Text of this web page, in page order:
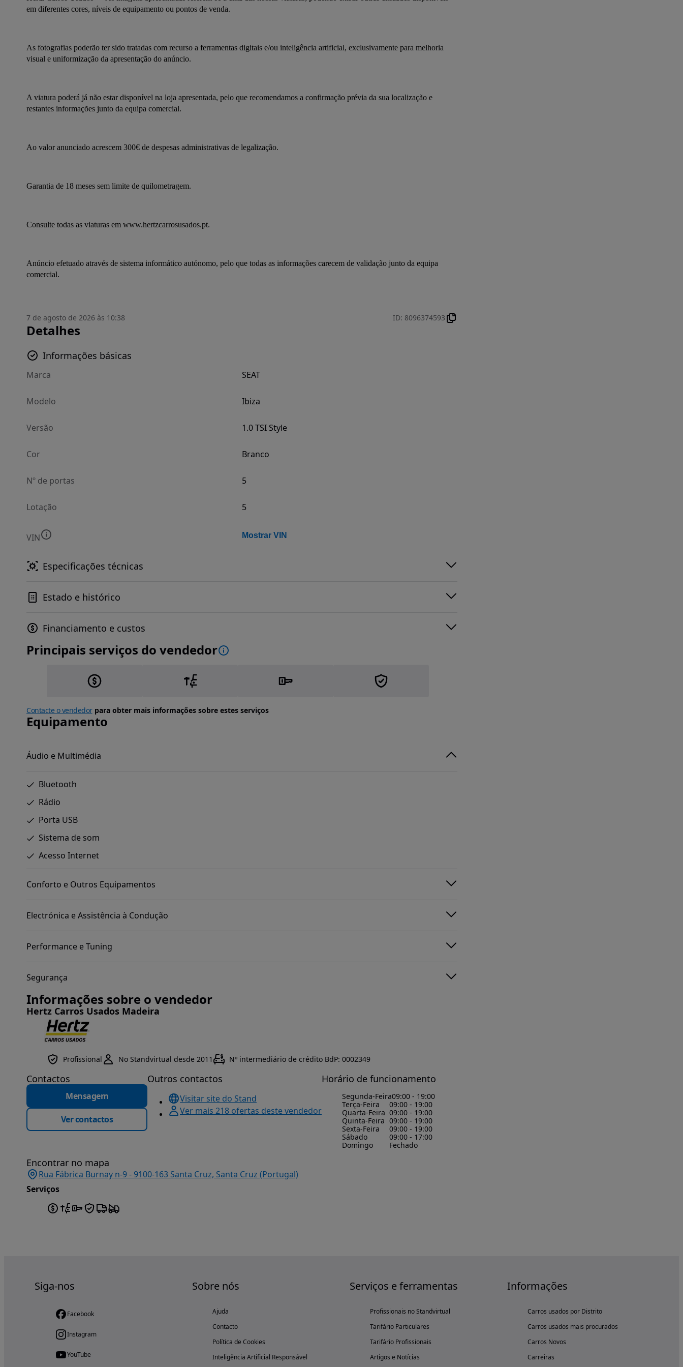
em diferentes cores, níveis de equipamento ou pontos de venda.
As fotografias poderão ter sido tratadas com recurso a ferramentas digitais e/ou inteligência artificial, exclusivamente para melhoria
visual e uniformização da apresentação do anúncio.
A viatura poderá já não estar disponível na loja apresentada, pelo que recomendamos a confirmação prévia da sua localização e
restantes informações junto da equipa comercial.
Ao valor anunciado acrescem 300€ de despesas administrativas de legalização.
Garantia de 18 meses sem limite de quilometragem.
Consulte todas as viaturas em www.hertzcarrosusados.pt.
Anúncio efetuado através de sistema informático autónomo, pelo que todas as informações carecem de validação junto da equipa
comercial.
7 de agosto de 2026 às 10:38 ID: 8096374593
Detalhes
Informações básicas
Marca SEAT
Modelo Ibiza
Versão 1.0 TSI Style
Cor Branco
Nº de portas 5
Lotação 5
VIN Mostrar VIN
Especificações técnicas
Estado e histórico
Financiamento e custos
Principais serviços do vendedor
Contacte o vendedorpara obter mais informações sobre estes serviços
Equipamento
Áudio e Multimédia
Bluetooth
Rádio
Porta USB
Sistema de som
Acesso Internet
Conforto e Outros Equipamentos
Electrónica e Assistência à Condução
Performance e Tuning
Segurança
Informações sobre o vendedor
Hertz Carros Usados Madeira
Profissional No Standvirtual desde 2011 Nº intermediário de crédito BdP: 0002349
Contactos
Mensagem
Ver contactos
Outros contactos
Visitar site do Stand
Ver mais 218 ofertas deste vendedor
Horário de funcionamento
Segunda-Feira09:00 - 19:00
Terça-Feira
09:00 - 19:00
Quarta-Feira 09:00 - 19:00
Quinta-Feira 09:00 - 19:00
Sexta-Feira
09:00 - 19:00
Sábado
09:00 - 17:00
Domingo
Fechado
Encontrar no mapa
Rua Fábrica Burnay n-9 - 9100-163 Santa Cruz, Santa Cruz (Portugal)
Serviços
Siga-nos
Facebook
Instagram
YouTube
Sobre nós
Ajuda
Contacto
Política de Cookies
Inteligência Artificial Responsável
Serviços e ferramentas
Profissionais no Standvirtual
Tarifário Particulares
Tarifário Profissionais
Artigos e Notícias
Informações
Carros usados por Distrito
Carros usados mais procurados
Carros Novos
Carreiras